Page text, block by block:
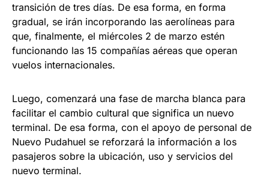
transición de tres días. De esa forma, en forma
gradual, se irán incorporando las aerolíneas para
que, finalmente, el miércoles 2 de marzo estén
funcionando las 15 compañías aéreas que operan
vuelos internacionales.
Luego, comenzará una fase de marcha blanca para
facilitar el cambio cultural que significa un nuevo
terminal. De esa forma, con el apoyo de personal de
Nuevo Pudahuel se reforzará la información a los
pasajeros sobre la ubicación, uso y servicios del
nuevo terminal.